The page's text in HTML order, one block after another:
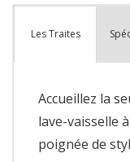
Les Traites
Accueillez la
lave-vaisselle
poignée de